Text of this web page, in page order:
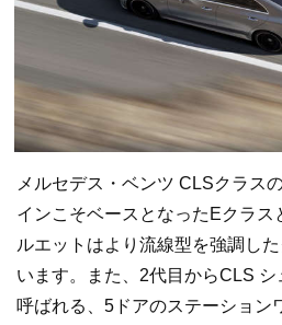
メルセデス・ベンツ CLSクラス
インこそベースとなったEクラス
ルエットはより流線型を強調し
います。また、2代目からCLS
呼ばれる、5ドアのステーション